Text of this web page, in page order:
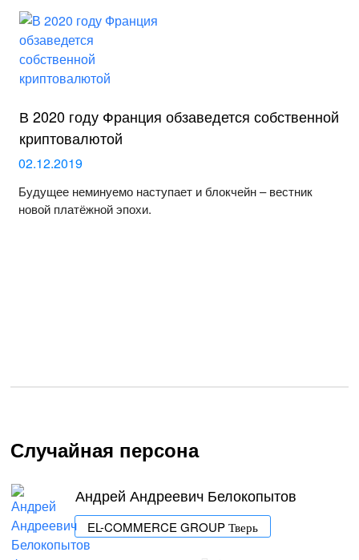
В 2020 году Франция обзаведется собственной
криптовалютой
02.12.2019
Будущее неминуемо наступает и блокчейн – вестник
новой платёжной эпохи.
Случайная персона
Андрей Андреевич Белокопытов
EL-COMMERCE GROUP Тверь